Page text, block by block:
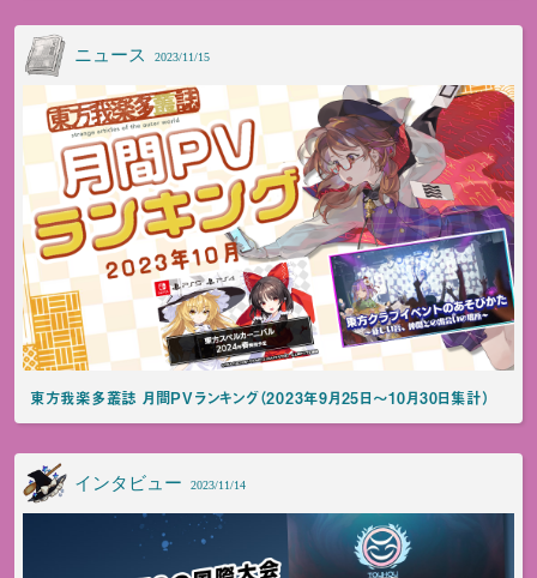
ニュース 2023/11/15
東方我楽多叢誌 月間PVランキング（2023年9月25日～10月30日集計）
インタビュー 2023/11/14